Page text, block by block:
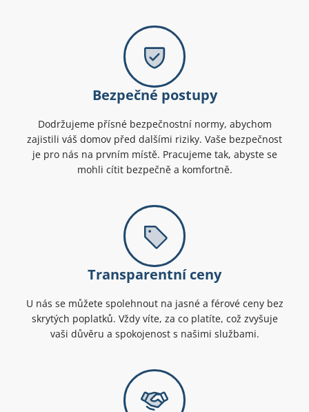
Bezpečné postupy
Dodržujeme přísné bezpečnostní normy, abychom
zajistili váš domov před dalšími riziky. Vaše bezpečnost
je pro nás na prvním místě. Pracujeme tak, abyste se
mohli cítit bezpečně a komfortně.
Transparentní ceny
U nás se můžete spolehnout na jasné a férové ceny bez
skrytých poplatků. Vždy víte, za co platíte, což zvyšuje
vaši důvěru a spokojenost s našimi službami.